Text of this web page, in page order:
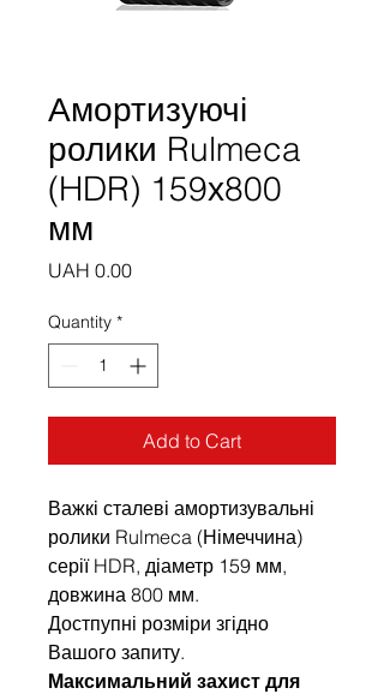
Амортизуючі
ролики Rulmeca
(HDR) 159х800
мм
UAH 0.00Price
Quantity *
Add to Cart
Важкі сталеві амортизувальні
ролики Rulmeca (Німеччина)
серії HDR, діаметр 159 мм,
довжина 800 мм.
Достпупні розміри згідно
Вашого запиту.
Максимальний захист для